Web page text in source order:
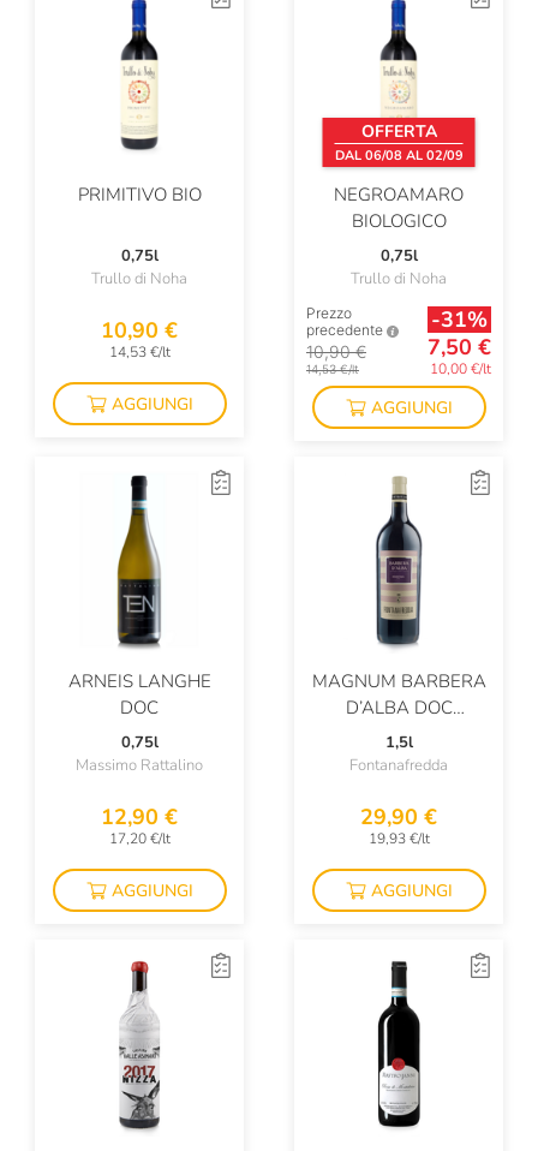
PRIMITIVO BIO
0,75l
Trullo di Noha
10,90 €
14,53 €/lt
AGGIUNGI
OFFERTA
DAL 06/08 AL 02/09
NEGROAMARO
BIOLOGICO
0,75l
Trullo di Noha
Prezzo
precedente
10,90 €
14,53 €/lt
-31%
7,50 €
10,00 €/lt
AGGIUNGI
ARNEIS LANGHE
DOC
0,75l
Massimo Rattalino
12,90 €
17,20 €/lt
AGGIUNGI
MAGNUM BARBERA
D’ALBA DOC
RAIMONDA
1,5l
Fontanafredda
29,90 €
19,93 €/lt
AGGIUNGI